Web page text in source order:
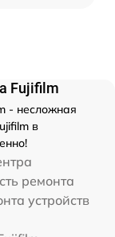
Fujifilm
- несложная
в
ремонта
устройств